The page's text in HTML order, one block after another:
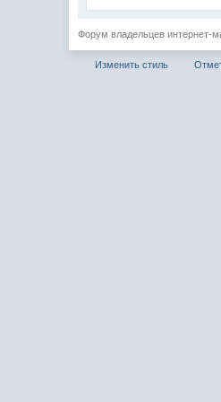
Форум владельцев интернет-
Изменить стиль